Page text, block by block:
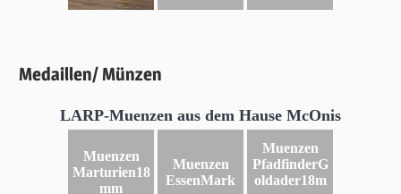
Medaillen/ Münzen
LARP-Muenzen aus dem Hause McOnis
Muenzen
Marturien18
mm
Muenzen
EssenMark
Muenzen
PfadfinderG
oldader18m